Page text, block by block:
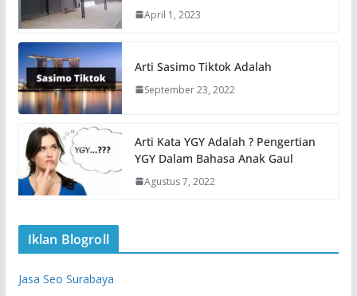
April 1, 2023
Arti Sasimo Tiktok Adalah
September 23, 2022
Arti Kata YGY Adalah ? Pengertian
YGY Dalam Bahasa Anak Gaul
Agustus 7, 2022
Iklan Blogroll
Jasa Seo Surabaya